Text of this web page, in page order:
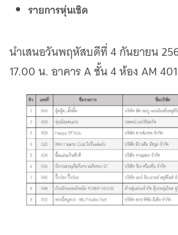
รายการหุ่นเชิด
นำเสนอวันพฤหัสบดีที่ 4 กันยายน
17.00 น. อาคาร A ชั้น 4 ห้อง AM